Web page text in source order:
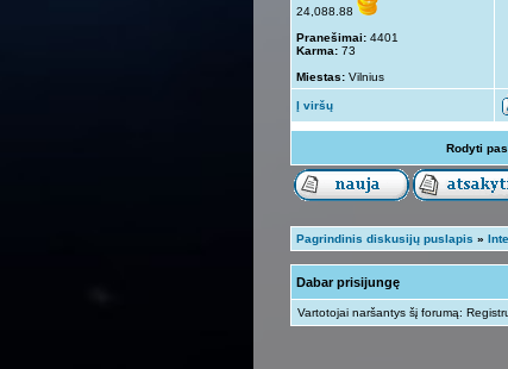
24,088.88
Pranešimai: 4401
Karma: 73
Miestas: Vilnius
Į viršų
Rodyti
Pagrindinis diskusijų puslapis »
Dabar prisijungę
Vartotojai naršantys šį forumą: